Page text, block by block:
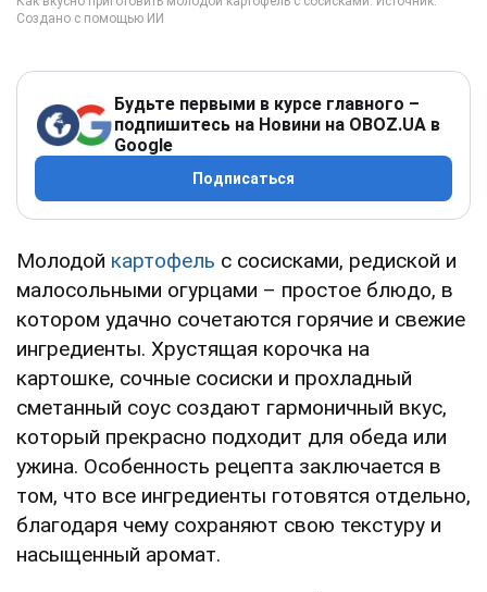
Будьте первыми в курсе главного –
подпишитесь на Новини на OBOZ.UA в
Google
Подписаться
Молодой картофель с сосисками, редиской и
малосольными огурцами – простое блюдо, в
котором удачно сочетаются горячие и свежие
ингредиенты. Хрустящая корочка на
картошке, сочные сосиски и прохладный
сметанный соус создают гармоничный вкус,
который прекрасно подходит для обеда или
ужина. Особенность рецепта заключается в
том, что все ингредиенты готовятся отдельно,
благодаря чему сохраняют свою текстуру и
насыщенный аромат.